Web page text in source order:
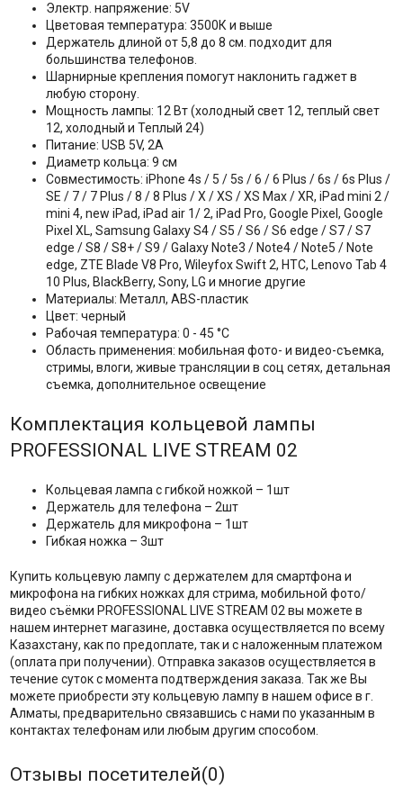
Электр. напряжение: 5V
Цветовая температура: 3500К и выше
Держатель длиной от 5,8 до 8 см. подходит для
большинства телефонов.
Шарнирные крепления помогут наклонить гаджет в
любую сторону.
Мощность лампы: 12 Вт (холодный свет 12, теплый свет
12, холодный и Теплый 24)
Питание: USB 5V, 2A
Диаметр кольца: 9 см
Совместимость: iPhone 4s / 5 / 5s / 6 / 6 Plus / 6s / 6s Plus /
SE / 7 / 7 Plus / 8 / 8 Plus / X / XS / XS Max / XR, iPad mini 2 /
mini 4, new iPad, iPad air 1/ 2, iPad Pro, Google Pixel, Google
Pixel XL, Samsung Galaxy S4 / S5 / S6 / S6 edge / S7 / S7
edge / S8 / S8+ / S9 / Galaxy Note3 / Note4 / Note5 / Note
edge, ZTE Blade V8 Pro, Wileyfox Swift 2, HTC, Lenovo Tab 4
10 Plus, BlackBerry, Sony, LG и многие другие
Материалы: Металл, ABS-пластик
Цвет: черный
Рабочая температура: 0 - 45 °C
Область применения: мобильная фото- и видео-съемка,
стримы, влоги, живые трансляции в соц сетях, детальная
съемка, дополнительное освещение
Комплектация кольцевой лампы
PROFESSIONAL LIVE STREAM 02
Кольцевая лампа с гибкой ножкой – 1шт
Держатель для телефона – 2шт
Держатель для микрофона – 1шт
Гибкая ножка – 3шт
Купить кольцевую лампу с держателем для смартфона и
микрофона на гибких ножках для стрима, мобильной фото/
видео съёмки PROFESSIONAL LIVE STREAM 02 вы можете в
нашем интернет магазине, доставка осуществляется по всему
Казахстану, как по предоплате, так и с наложенным платежом
(оплата при получении). Отправка заказов осуществляется в
течение суток с момента подтверждения заказа. Так же Вы
можете приобрести эту кольцевую лампу в нашем офисе в г.
Алматы, предварительно связавшись с нами по указанным в
контактах телефонам или любым другим способом.
Отзывы посетителей(0)